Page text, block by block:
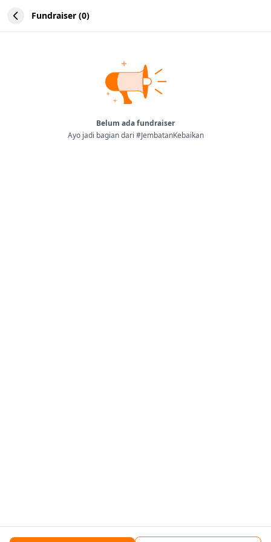
Fundraiser (0)
Belum ada fundraiser
Ayo jadi bagian dari #JembatanKebaikan